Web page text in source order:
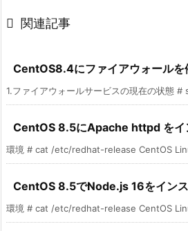
 関連記事
CentOS8.4にファイアウォールを
1.ファイアウォールサービスの現在の状態
CentOS 8.5にApache httpd をイ
環境 # cat /etc/redhat-release CentOS
CentOS 8.5でNode.js 16をイン
環境 # cat /etc/redhat-release CentOS